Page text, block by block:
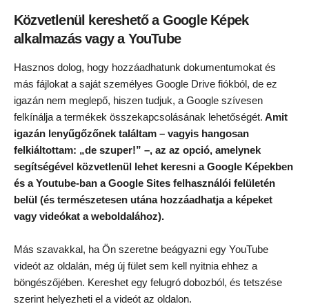
Közvetlenül kereshető a Google Képek
alkalmazás vagy a YouTube
Hasznos dolog, hogy hozzáadhatunk dokumentumokat és
más fájlokat a saját személyes Google Drive fiókból, de ez
igazán nem meglepő, hiszen tudjuk, a Google szívesen
felkínálja a termékek összekapcsolásának lehetőségét. Amit
igazán lenyűgőzőnek találtam – vagyis hangosan
felkiáltottam: „de szuper!” –, az az opció, amelynek
segítségével közvetlenül lehet keresni a Google Képekben
és a Youtube-ban a Google Sites felhasználói felületén
belül (és természetesen utána hozzáadhatja a képeket
vagy videókat a weboldalához).
Más szavakkal, ha Ön szeretne beágyazni egy YouTube
videót az oldalán, még új fület sem kell nyitnia ehhez a
böngészőjében. Kereshet egy felugró dobozból, és tetszése
szerint helyezheti el a videót az oldalon.